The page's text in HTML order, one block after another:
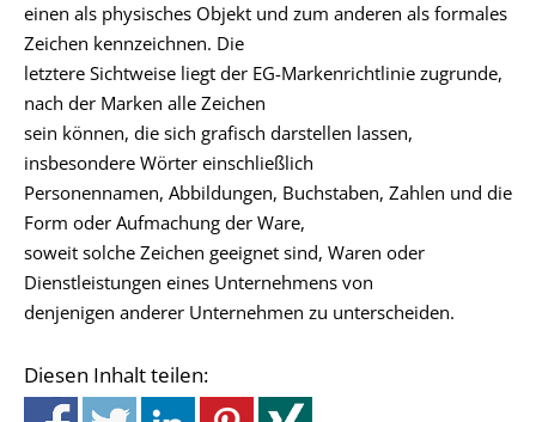
einen als physisches Objekt und zum anderen als formales
Zeichen kennzeichnen. Die
letztere Sichtweise liegt der EG-Markenrichtlinie zugrunde,
nach der Marken alle Zeichen
sein können, die sich grafisch darstellen lassen,
insbesondere Wörter einschließlich
Personennamen, Abbildungen, Buchstaben, Zahlen und die
Form oder Aufmachung der Ware,
soweit solche Zeichen geeignet sind, Waren oder
Dienstleistungen eines Unternehmens von
denjenigen anderer Unternehmen zu unterscheiden.
Diesen Inhalt teilen: